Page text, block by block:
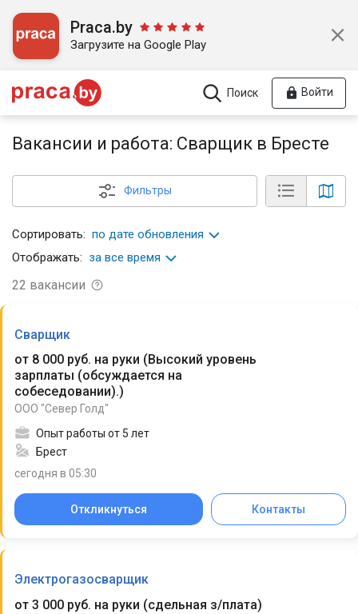
Praca.by
Загрузите на Google Play
Поиск Войти
Вакансии и работа: Сварщик в Бресте
Фильтры
Сортировать: по дате обновления
Отображать: за все время
22 вакансии
Сварщик
от 8 000 руб. на руки ( Высокий уровень
зарплаты (обсуждается на
собеседовании).)
ООО "Север Голд"
Опыт работы от 5 лет
Брест
сегодня в 05:30
Откликнуться Контакты
Электрогазосварщик
от 3 000 руб. на руки (сдельная з/плата)